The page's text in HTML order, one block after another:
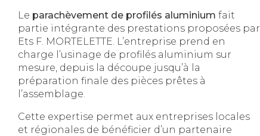
Le parachèvement de profilés aluminium fait
partie intégrante des prestations proposées par
Ets F. MORTELETTE. L’entreprise prend en
charge l’usinage de profilés aluminium sur
mesure, depuis la découpe jusqu’à la
préparation finale des pièces prêtes à
l’assemblage.
Cette expertise permet aux entreprises locales
et régionales de bénéficier d’un partenaire